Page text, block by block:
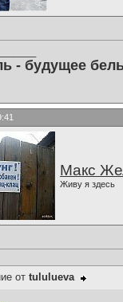
- будущее
Макс
Живу я здесь
от tululueva